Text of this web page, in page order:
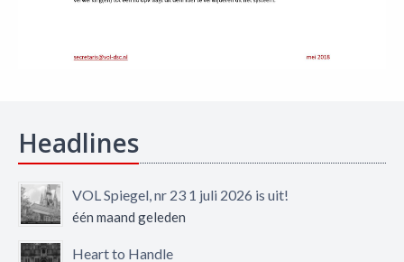
Headlines
VOL Spiegel, nr 23 1 juli 2026 is uit!
één maand geleden
Heart to Handle